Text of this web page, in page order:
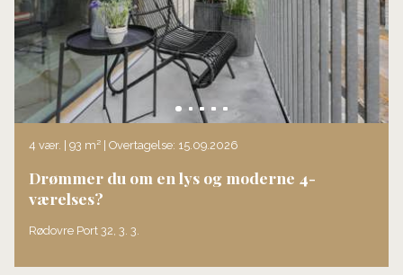
4 vær. | 93 m² | Overtagelse: 15.09.2026
Drømmer du om en lys og moderne 4-
værelses?
Rødovre Port 32, 3. 3.